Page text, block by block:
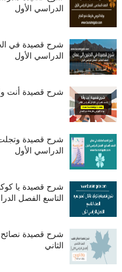
الدراسي الأول
شرح قصيدة في
الدراسي الأول
شرح قصيدة أنت
شرح قصيدة
الدراسي الأول
شرح قصيدة يا
التاسع الفصل
شرح قصيدة
الثاني